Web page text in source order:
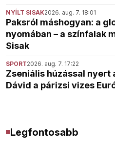
NYÍLT SISAK2026. aug. 7. 18:01
Paksról máshogyan: a
nyomában – a színfalak
Sisak
SPORT2026. aug. 7. 17:22
Zseniális húzással nyert
Dávid a párizsi vizes
Legfontosabb